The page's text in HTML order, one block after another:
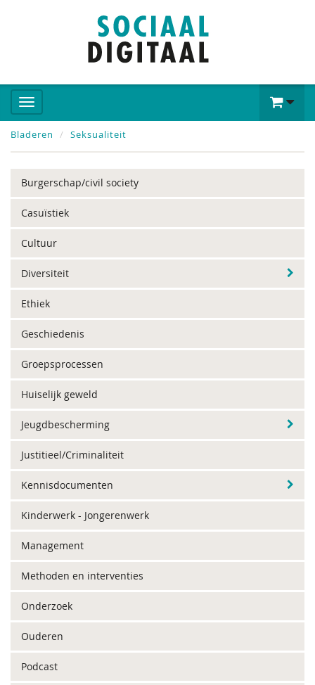
Bladeren Seksualiteit
Burgerschap/civil society
Casuïstiek
Cultuur
Diversiteit
Ethiek
Geschiedenis
Groepsprocessen
Huiselijk geweld
Jeugdbescherming
Justitieel/Criminaliteit
Kennisdocumenten
Kinderwerk - Jongerenwerk
Management
Methoden en interventies
Onderzoek
Ouderen
Podcast